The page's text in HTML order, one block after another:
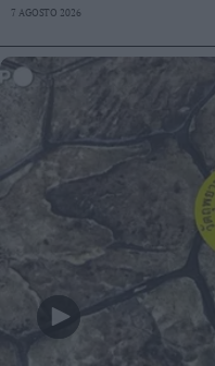
7 AGOSTO 2026